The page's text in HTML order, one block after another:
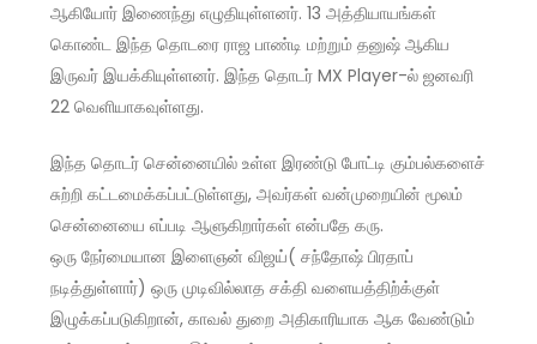
ஆகியோர் இணைந்து எழுதியுள்ளனர். 13 அத்தியாயங்கள்
கொண்ட இந்த தொடரை ராஜ பாண்டி மற்றும் தனுஷ் ஆகிய
இருவர் இயக்கியுள்ளனர். இந்த தொடர் MX Player-ல் ஜனவரி
22 வெளியாகவுள்ளது.
இந்த தொடர் சென்னையில் உள்ள இரண்டு போட்டி கும்பல்களைச்
சுற்றி கட்டமைக்கப்பட்டுள்ளது, அவர்கள் வன்முறையின் மூலம்
சென்னையை எப்படி ஆளுகிறார்கள் என்பதே கரு.
ஒரு நேர்மையான இளைஞன் விஜய்( சந்தோஷ் பிரதாப்
நடித்துள்ளார்) ஒரு முடிவில்லாத சக்தி வளையத்திற்க்குள்
இழுக்கப்படுகிறான், காவல் துறை அதிகாரியாக ஆக வேண்டும்